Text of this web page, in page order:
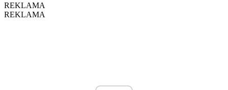
REKLAMA
REKLAMA